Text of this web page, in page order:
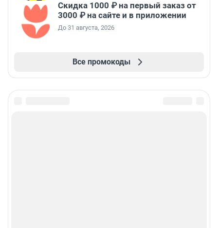
Скидка 1000 ₽ на первый заказ от
3000 ₽ на сайте и в приложении
До 31 августа, 2026
Все промокоды